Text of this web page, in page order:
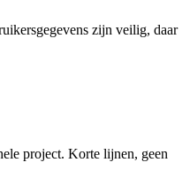
zijn veilig, daar
project. Korte lijnen, geen